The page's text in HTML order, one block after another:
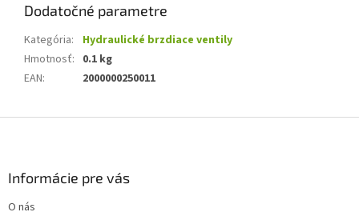
Dodatočné parametre
Kategória:
Hydraulické brzdiace ventily
Hmotnosť: 0.1 kg
EAN: 2000000250011
Informácie pre vás
O nás